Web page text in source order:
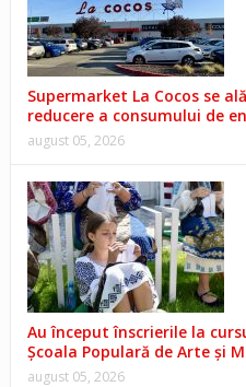
Supermarket La Cocos se
reducere a consumului de
august 05, 2026
Au început înscrierile la
Școala Populară de Arte și
august 05, 2026